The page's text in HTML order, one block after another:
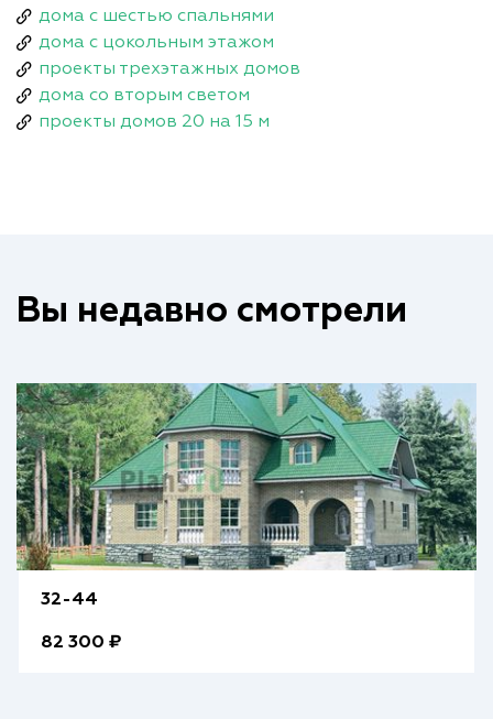
дома с шестью спальнями
дома с цокольным этажом
проекты трехэтажных домов
дома со вторым светом
проекты домов 20 на 15 м
Вы недавно смотрели
32-44
82 300 ₽